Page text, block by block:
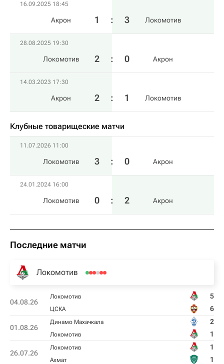
16.09.2025 18:45
Акрон 1 : 3 Локомотив
28.08.2025 19:30
Локомотив 2 : 0 Акрон
14.03.2023 17:30
Акрон 2 : 1 Локомотив
Клубные товарищеские матчи
11.07.2026 11:00
Локомотив 3 : 0 Акрон
24.01.2024 16:00
Локомотив 0 : 2 Акрон
Последние матчи
Локомотив
04.08.26
Локомотив 5
ЦСКА 6
01.08.26
Динамо Махачкала 2
Локомотив 1
26.07.26
Локомотив 1
Ахмат 1